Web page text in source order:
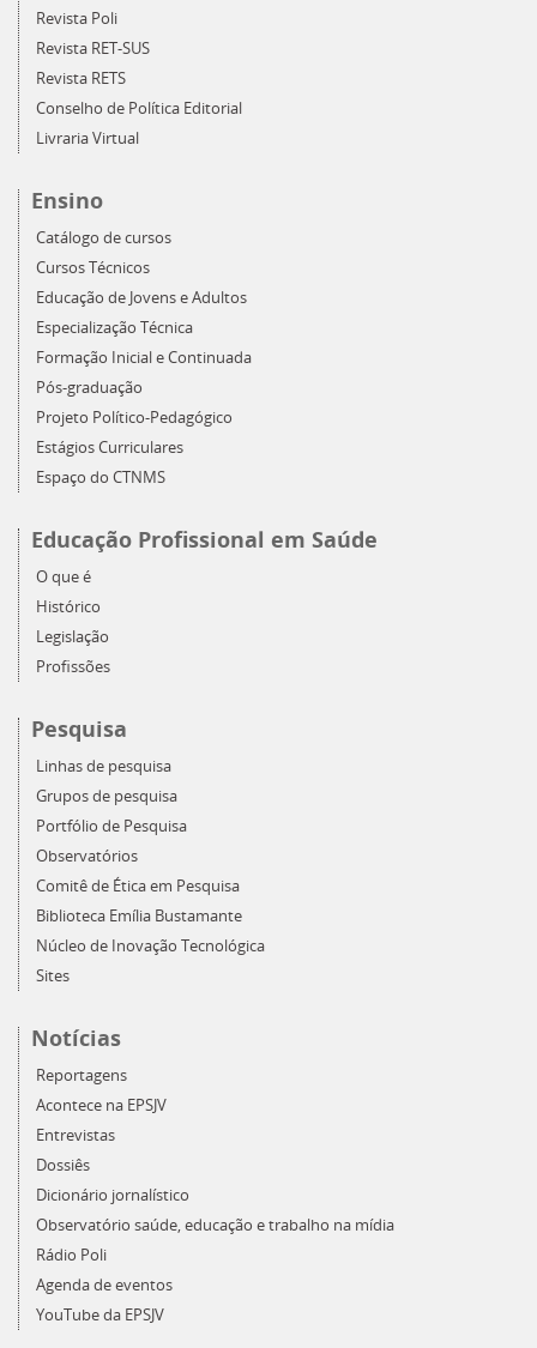
Revista Poli
Revista RET-SUS
Revista RETS
Conselho de Política Editorial
Livraria Virtual
Ensino
Catálogo de cursos
Cursos Técnicos
Educação de Jovens e Adultos
Especialização Técnica
Formação Inicial e Continuada
Pós-graduação
Projeto Político-Pedagógico
Estágios Curriculares
Espaço do CTNMS
Educação Profissional em Saúde
O que é
Histórico
Legislação
Profissões
Pesquisa
Linhas de pesquisa
Grupos de pesquisa
Portfólio de Pesquisa
Observatórios
Comitê de Ética em Pesquisa
Biblioteca Emília Bustamante
Núcleo de Inovação Tecnológica
Sites
Notícias
Reportagens
Acontece na EPSJV
Entrevistas
Dossiês
Dicionário jornalístico
Observatório saúde, educação e trabalho na mídia
Rádio Poli
Agenda de eventos
YouTube da EPSJV